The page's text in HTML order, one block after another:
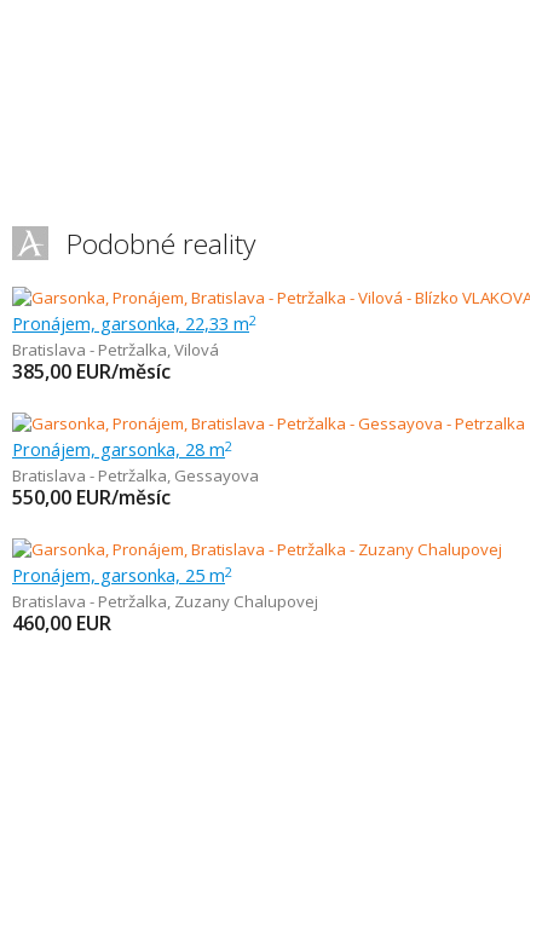
Podobné reality
Pronájem, garsonka, 22,33 m2
Bratislava - Petržalka,Vilová
385,00 EUR/měsíc
Pronájem, garsonka, 28 m2
Bratislava - Petržalka, Gessayova
550,00 EUR/měsíc
Pronájem, garsonka, 25 m2
Bratislava - Petržalka, Zuzany Chalupovej
460,00 EUR